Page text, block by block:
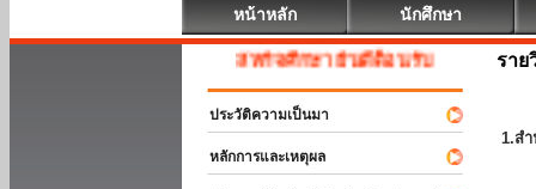
หน้าหลัก นักศึกษา
สหกิจศึกษา ยินดีต้อนรับ
ประวัติความเป็นมา
หลักการและเหตุผล
ราย
1.ส